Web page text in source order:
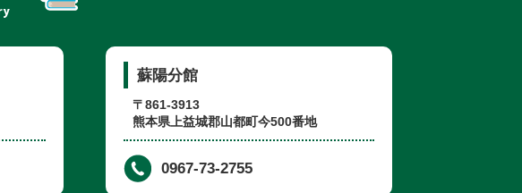
蘇陽分館
〒861-3913
熊本県上益城郡山都町今500番地
0967-73-2755